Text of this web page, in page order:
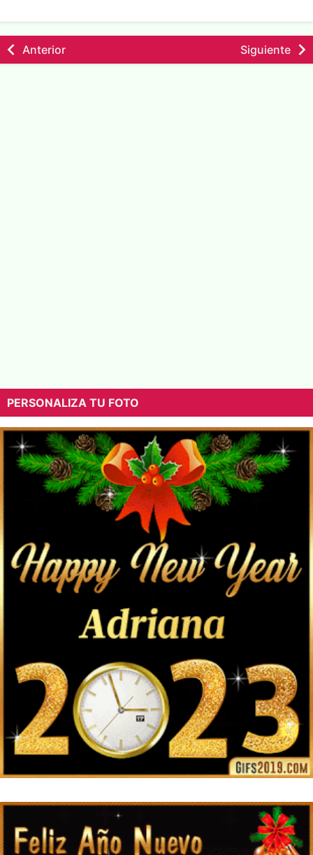
Anterior Siguiente
PERSONALIZA TU FOTO